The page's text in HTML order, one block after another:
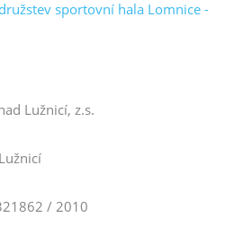
sportovní hala Lomnice -
Lužnicí, z.s.
/ 2010